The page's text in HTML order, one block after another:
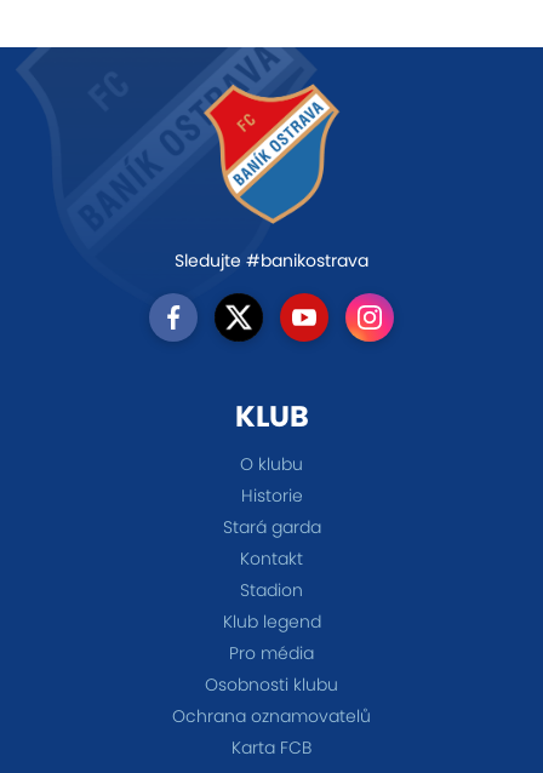
Sledujte #banikostrava
KLUB
O klubu
Historie
Stará garda
Kontakt
Stadion
Klub legend
Pro média
Osobnosti klubu
Ochrana oznamovatelů
Karta FCB